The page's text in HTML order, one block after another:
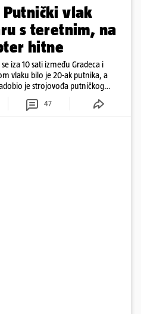
Putnički vlak
s teretnim, na
hitne
iza 10 sati između Gradeca i
vlaku bilo je 20-ak putnika, a
je strojovođa putničkog
47